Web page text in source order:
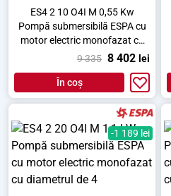
ES4 2 10 O4I M 0,55 Kw
Pompă submersibilă ESPA cu
motor electric monofazat cu
diametrul de 4
9 335 8 402 lei
În coș
-1 189 lei